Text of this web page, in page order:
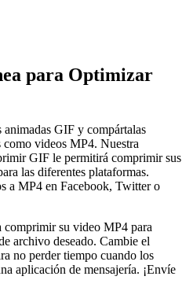
para Optimizar
animadas GIF y compártalas
como videos MP4. Nuestra
GIF le permitirá comprimir sus
las diferentes plataformas.
a MP4 en Facebook, Twitter o
comprimir su video MP4 para
archivo deseado. Cambie el
no perder tiempo cuando los
aplicación de mensajería. ¡Envíe